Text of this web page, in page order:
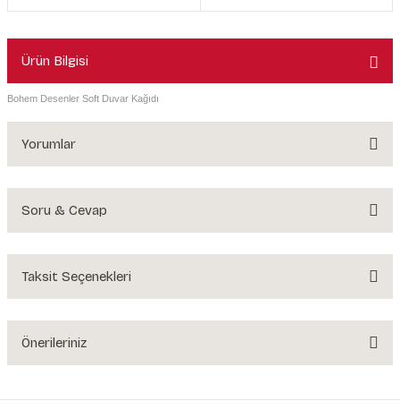
Ürün Bilgisi
Bohem Desenler Soft Duvar Kağıdı
Yorumlar
Soru & Cevap
Ürün hakkında henüz soru sorulmamış.
Taksit Seçenekleri
Önerileriniz
yetersiz gördüğünüz noktaları öneri formunu kullanarak tarafımıza